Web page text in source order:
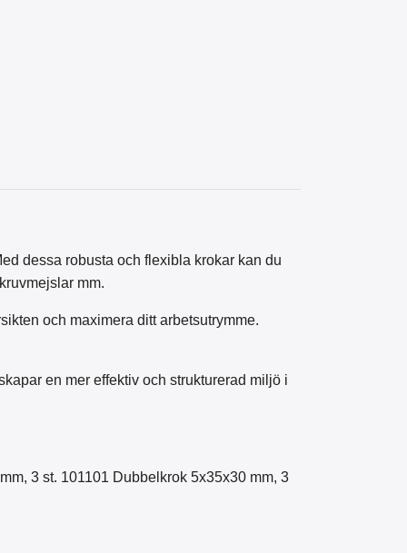
dessa robusta och flexibla krokar kan du
mm.
och maximera ditt arbetsutrymme.
en mer effektiv och strukturerad miljö i
3 st. 101101 Dubbelkrok 5x35x30 mm, 3